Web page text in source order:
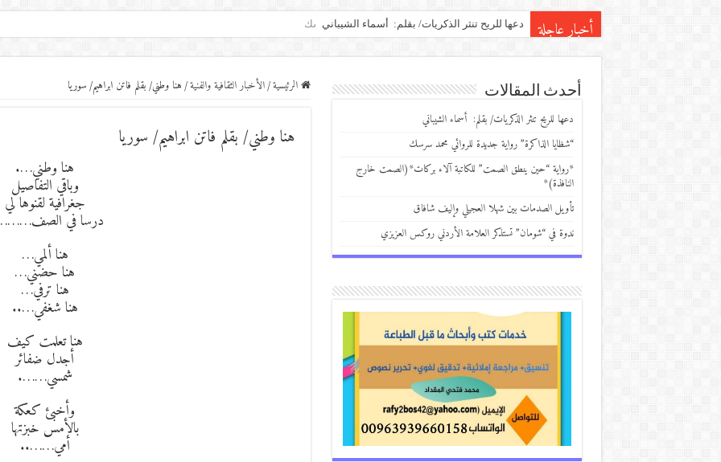
أخبار عاجلة “شظايا الذاكرة” رواية جديدة للروائي محمد سرسك
*رواية “حين ينطق الصمت” للكاتبة آلاء بركات*(الصمت خارج النافذة)*
تأويل الصدمات بين شهلا العجيلي وإليف شافاق
الرئيسية/الأخبار الثقافية والفنية/هنا وطني/ بقلم فاتن ابراهيم/ سوريا
هنا وطني/ بقلم فاتن ابراهيم/ سوريا
هنا وطني….
وباقي التفاصيل
جغرافية لقنوها لي
درسا في
هنا ألمي…
هنا حضني…
هنا ترفي…
هنا شغفي…..
هنا تعلمت كيف
أجدل ضفائر
شمسي…….
وأخبئ كعكة
بالأمس خبزتها
أمي……..
أحدث المقالات
دعها للريح تنثر الذكريات/ بقلم: أسماء الشيباني
“شظايا الذاكرة” رواية جديدة للروائي محمد سرسك
*رواية “حين ينطق الصمت” للكاتبة آلاء بركات*(الصمت خارج
النافذة)*
تأويل الصدمات بين شهلا العجيلي وإليف شافاق
ندوة في “شومان” تستذكر العلامة الأردني روكس العزيزي